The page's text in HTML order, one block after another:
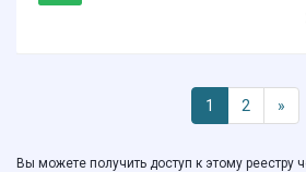
1 2 »
Вы можете получить доступ к этому реестру